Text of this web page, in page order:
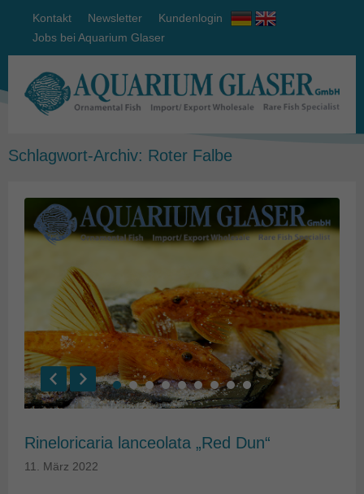
Kontakt Newsletter
Kundenlogin
Jobs bei Aquarium Glaser
Schlagwort-Archiv: Roter Falbe
Rineloricaria lanceolata „Red Dun“
11. März 2022